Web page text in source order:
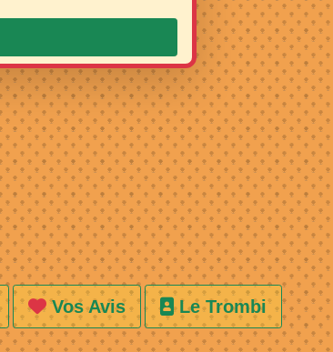
Vos Avis Le Trombi